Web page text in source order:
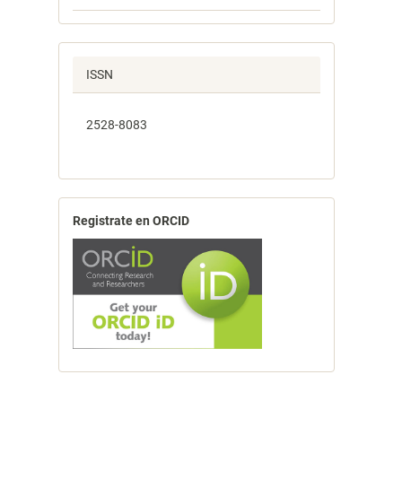
ISSN
2528-8083
Registrate en ORCID